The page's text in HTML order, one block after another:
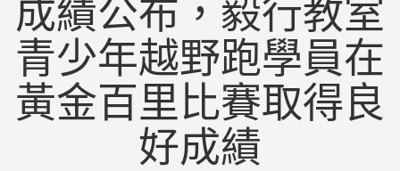
成績公布，毅行教室
青少年越野跑學員在
黃金百里比賽取得良
好成績